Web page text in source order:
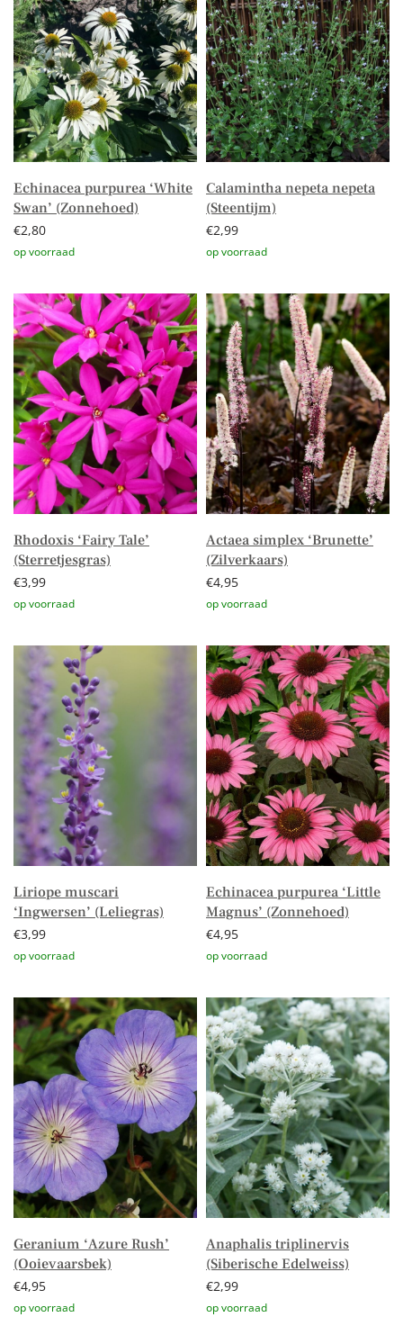
Echinacea purpurea ‘White
Swan’ (Zonnehoed)
€2,80
Calamintha nepeta nepeta
(Steentijm)
€2,99
Rhodoxis ‘Fairy Tale’
(Sterretjesgras)
€3,99
Actaea simplex ‘Brunette’
(Zilverkaars)
€4,95
Liriope muscari
‘Ingwersen’ (Leliegras)
€3,99
Echinacea purpurea ‘Little
Magnus’ (Zonnehoed)
€4,95
Geranium ‘Azure Rush’
(Ooievaarsbek)
€4,95
Anaphalis triplinervis
(Siberische Edelweiss)
€2,99